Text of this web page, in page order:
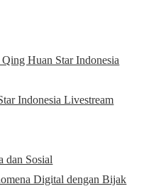
Huan Star Indonesia
Indonesia Livestream
dan Sosial
Digital dengan Bijak